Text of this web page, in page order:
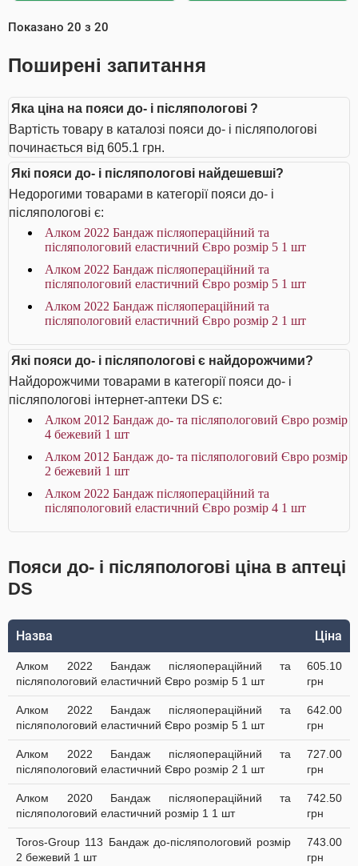
Показано 20 з 20
Поширені запитання
Яка ціна на пояси до- і післяпологові ?
Вартість товару в каталозі пояси до- і післяпологові
починається від 605.1 грн.
Які пояси до- і післяпологові найдешевші?
Недорогими товарами в категорії пояси до- і
післяпологові є:
Алком 2022 Бандаж післяопераційний та
післяпологовий еластичний Євро розмір 5 1 шт
Алком 2022 Бандаж післяопераційний та
післяпологовий еластичний Євро розмір 5 1 шт
Алком 2022 Бандаж післяопераційний та
післяпологовий еластичний Євро розмір 2 1 шт
Які пояси до- і післяпологові є найдорожчими?
Найдорожчими товарами в категорії пояси до- і
післяпологові інтернет-аптеки DS є:
Алком 2012 Бандаж до- та післяпологовий Євро розмір
4 бежевий 1 шт
Алком 2012 Бандаж до- та післяпологовий Євро розмір
2 бежевий 1 шт
Алком 2022 Бандаж післяопераційний та
післяпологовий еластичний Євро розмір 4 1 шт
Пояси до- і післяпологові ціна в аптеці
DS
Назва Ціна
Алком 2022 Бандаж післяопераційний та
післяпологовий еластичний Євро розмір 5 1 шт
605.10
грн
Алком 2022 Бандаж післяопераційний та
післяпологовий еластичний Євро розмір 5 1 шт
642.00
грн
Алком 2022 Бандаж післяопераційний та
післяпологовий еластичний Євро розмір 2 1 шт
727.00
грн
Алком 2020 Бандаж післяопераційний та
післяпологовий еластичний розмір 1 1 шт
742.50
грн
Toros-Group 113 Бандаж до-післяпологовий розмір
2 бежевий 1 шт
743.00
грн